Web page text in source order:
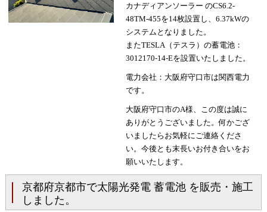
カナディアンソーラー のCS6.2-
48TM-455を14枚設置し、6.37kWの
システムとなりました。
またTESLA（テスラ）の蓄電池：
3012170-14-Eを設置いたしました。
電力会社：大阪府守口市は関西電力
です。
大阪府守口市のA様、この度は誠に
ありがとうございました。何かござ
いましたらお気軽にご連絡くださ
い。今後とも末長いお付き合いをお
願いいたします。
京都府京都市で太陽光発電 蓄電池 を販売・施工
しました。